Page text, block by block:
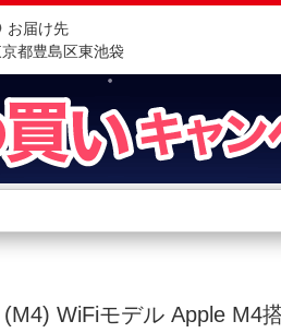
お届け先
都豊島区東池袋
さがす
グからさがす
WiFiモデル Apple M4